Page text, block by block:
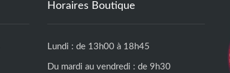
Horaires Boutique
Lundi : de 13h00 à 18h45
Du mardi au vendredi : de 9h30